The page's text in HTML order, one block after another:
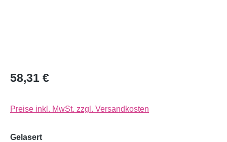
58,31 €
Preise inkl. MwSt. zzgl. Versandkosten
Gelasertauswählen